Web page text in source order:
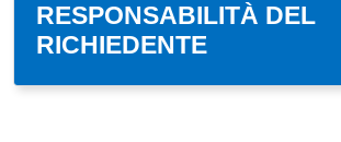
RESPONSABILITÀ DEL
RICHIEDENTE